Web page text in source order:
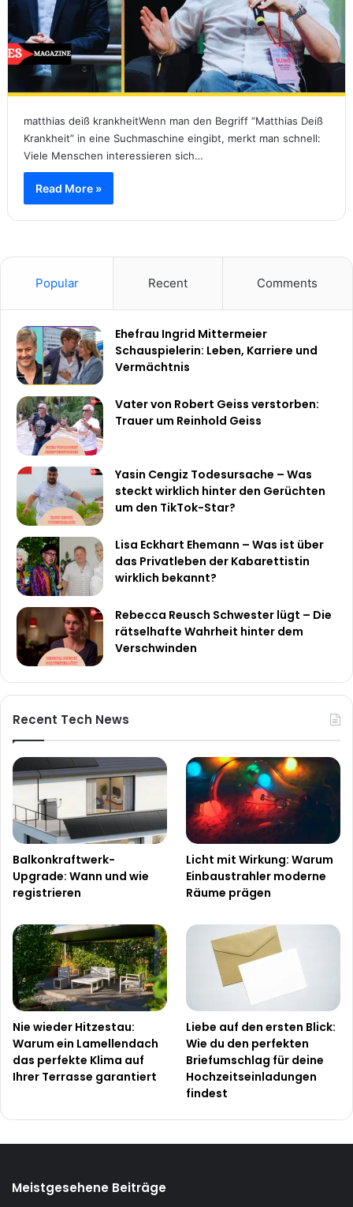
matthias deiß krankheitWenn man den Begriff “Matthias Deiß
Krankheit” in eine Suchmaschine eingibt, merkt man schnell:
Viele Menschen interessieren sich…
Read More »
Popular Recent Comments
Ehefrau Ingrid Mittermeier
Schauspielerin: Leben, Karriere und
Vermächtnis
Vater von Robert Geiss verstorben:
Trauer um Reinhold Geiss
Yasin Cengiz Todesursache – Was
steckt wirklich hinter den Gerüchten
um den TikTok-Star?
Lisa Eckhart Ehemann – Was ist über
das Privatleben der Kabarettistin
wirklich bekannt?
Rebecca Reusch Schwester lügt – Die
rätselhafte Wahrheit hinter dem
Verschwinden
Recent Tech News
Balkonkraftwerk-
Upgrade: Wann und wie
registrieren
Licht mit Wirkung: Warum
Einbaustrahler moderne
Räume prägen
Nie wieder Hitzestau:
Warum ein Lamellendach
das perfekte Klima auf
Ihrer Terrasse garantiert
Liebe auf den ersten Blick:
Wie du den perfekten
Briefumschlag für deine
Hochzeitseinladungen
findest
Meistgesehene Beiträge